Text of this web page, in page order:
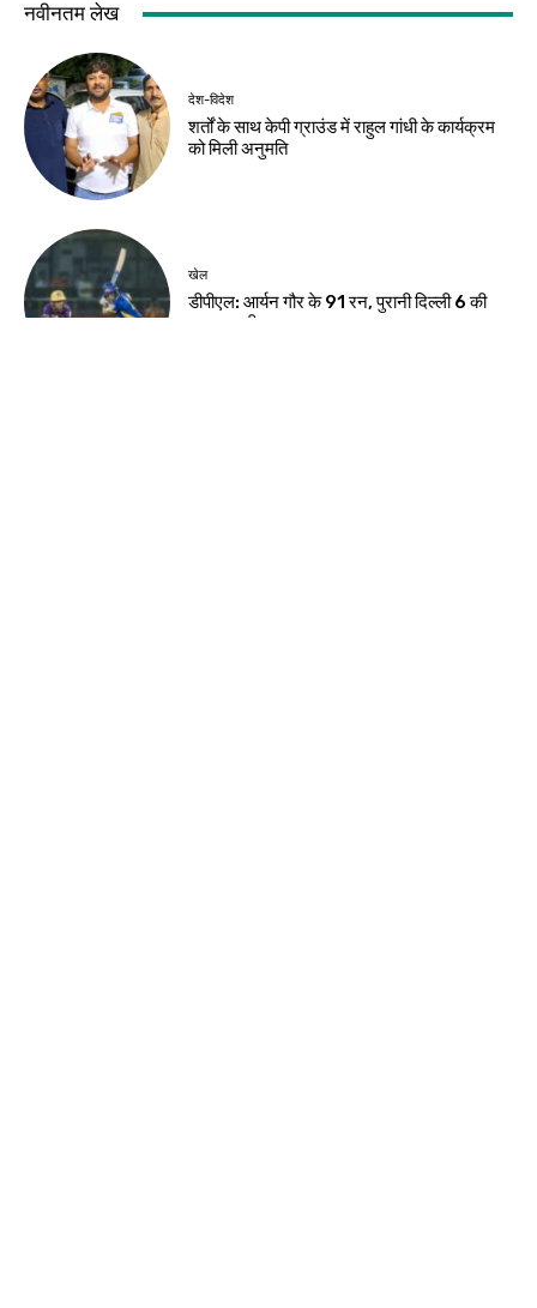
नवीनतम लेख
देश-विदेश
शर्तों के साथ केपी ग्राउंड में राहुल गांधी के कार्यक्रम
को मिली अनुमति
खेल
डीपीएल: आर्यन गौर के 91 रन, पुरानी दिल्ली 6 की
शानदार जीत